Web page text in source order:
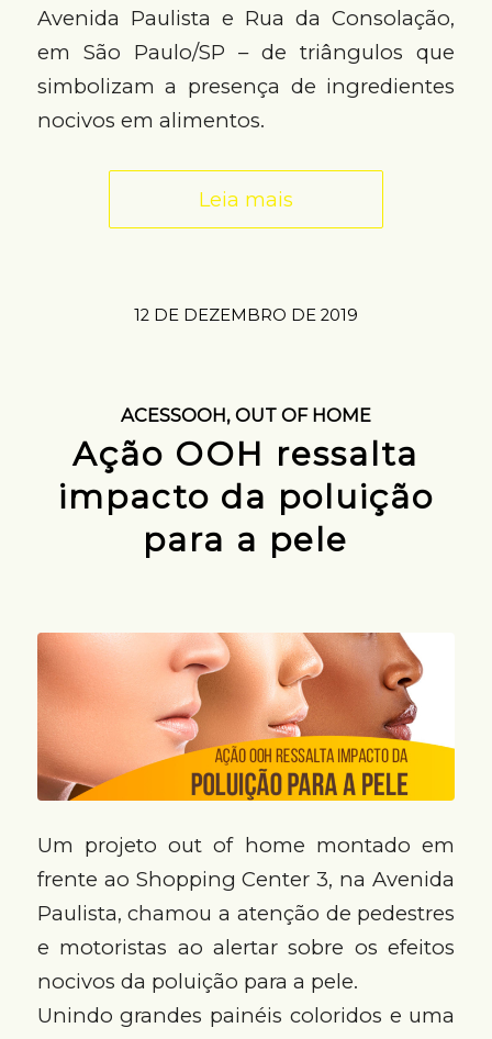
Avenida Paulista e Rua da Consolação,
em São Paulo/SP – de triângulos que
simbolizam a presença de ingredientes
nocivos em alimentos.
Leia mais
12 DE DEZEMBRO DE 2019
ACESSOOH, OUT OF HOME
Ação OOH ressalta
impacto da poluição
para a pele
Um projeto out of home montado em
frente ao Shopping Center 3, na Avenida
Paulista, chamou a atenção de pedestres
e motoristas ao alertar sobre os efeitos
nocivos da poluição para a pele.
Unindo grandes painéis coloridos e uma